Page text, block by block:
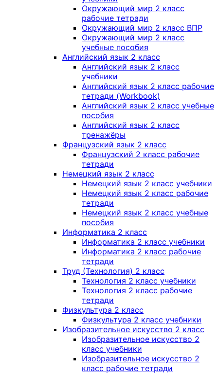
Окружающий мир 2 класс
рабочие тетради
Окружающий мир 2 класс ВПР
Окружающий мир 2 класс
учебные пособия
Английский язык 2 класс
Английский язык 2 класс
учебники
Английский язык 2 класс рабочие
тетради (Workbook)
Английский язык 2 класс учебные
пособия
Английский язык 2 класс
тренажёры
Французский язык 2 класс
Французский 2 класс рабочие
тетради
Немецкий язык 2 класс
Немецкий язык 2 класс учебники
Немецкий язык 2 класс рабочие
тетради
Немецкий язык 2 класс учебные
пособия
Информатика 2 класс
Информатика 2 класс учебники
Информатика 2 класс рабочие
тетради
Труд (Технология) 2 класс
Технология 2 класс учебники
Технология 2 класс рабочие
тетради
Физкультура 2 класс
Физкультура 2 класс учебники
Изобразительное искусство 2 класс
Изобразительное искусство 2
класс учебники
Изобразительное искусство 2
класс рабочие тетради